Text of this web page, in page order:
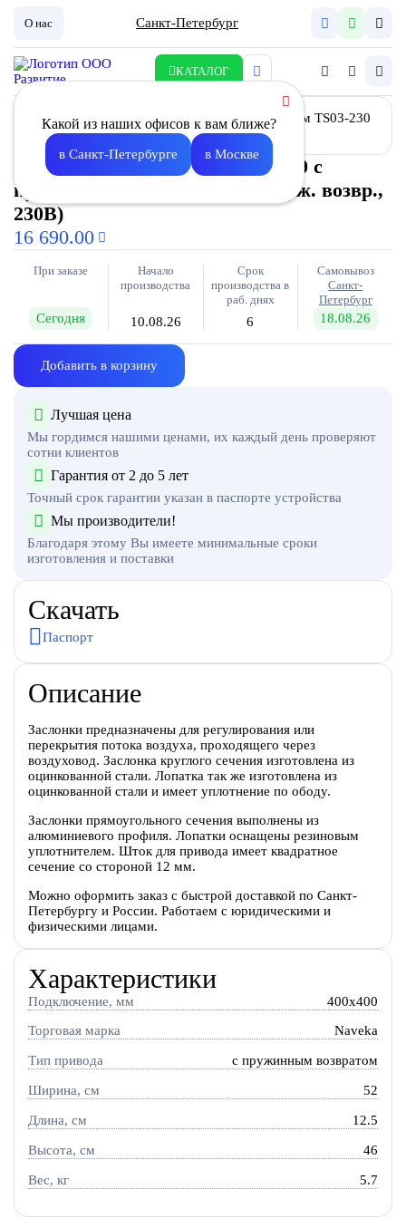
О нас Санкт-Петербург
КАТАЛОГ
Какой из наших офисов к вам ближе?
в Санкт-Петербурге в Москве
Заслонка воздушная Z- 400х 400 с
приводом TS03-230 (3Нм, c пруж. возвр.,
230В)
16 690.00
При заказе
Сегодня
Начало
производства
10.08.26
Срок
производства в
раб. днях
6
Самовывоз
Санкт-
Петербург
18.08.26
Добавить в корзину
Лучшая цена
Мы гордимся нашими ценами, их каждый день проверяют
сотни клиентов
Гарантия от 2 до 5 лет
Точный срок гарантии указан в паспорте устройства
Мы производители!
Благодаря этому Вы имеете минимальные сроки
изготовления и поставки
Скачать
Паспорт
Описание
Заслонки предназначены для регулирования или
перекрытия потока воздуха, проходящего через
воздуховод. Заслонка круглого сечения изготовлена из
оцинкованной стали. Лопатка так же изготовлена из
оцинкованной стали и имеет уплотнение по ободу.
Заслонки прямоугольного сечения выполнены из
алюминиевого профиля. Лопатки оснащены резиновым
уплотнителем. Шток для привода имеет квадратное
сечение со стороной 12 мм.
Можно оформить заказ с быстрой доставкой по Санкт-
Петербургу и России. Работаем с юридическими и
физическими лицами.
Характеристики
Подключение, мм 400x400
Торговая марка Naveka
Тип привода c пружинным возвратом
Ширина, см 52
Длина, см 12.5
Высота, см 46
Вес, кг 5.7